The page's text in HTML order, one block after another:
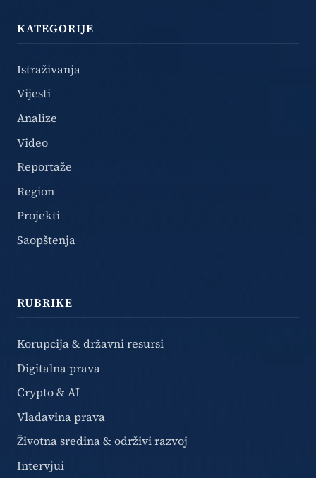
KATEGORIJE
Istraživanja
Vijesti
Analize
Video
Reportaže
Region
Projekti
Saopštenja
RUBRIKE
Korupcija & državni resursi
Digitalna prava
Crypto & AI
Vladavina prava
Životna sredina & održivi razvoj
Intervjui